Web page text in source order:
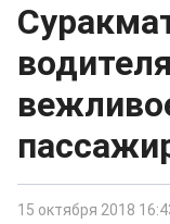
15 октября 2018